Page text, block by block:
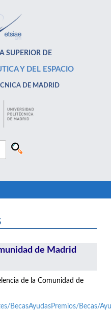
SUPERIOR DE
Y DEL ESPACIO
DE MADRID
de Madrid
de la Comunidad de
BecasAyudasPremios/Becas/